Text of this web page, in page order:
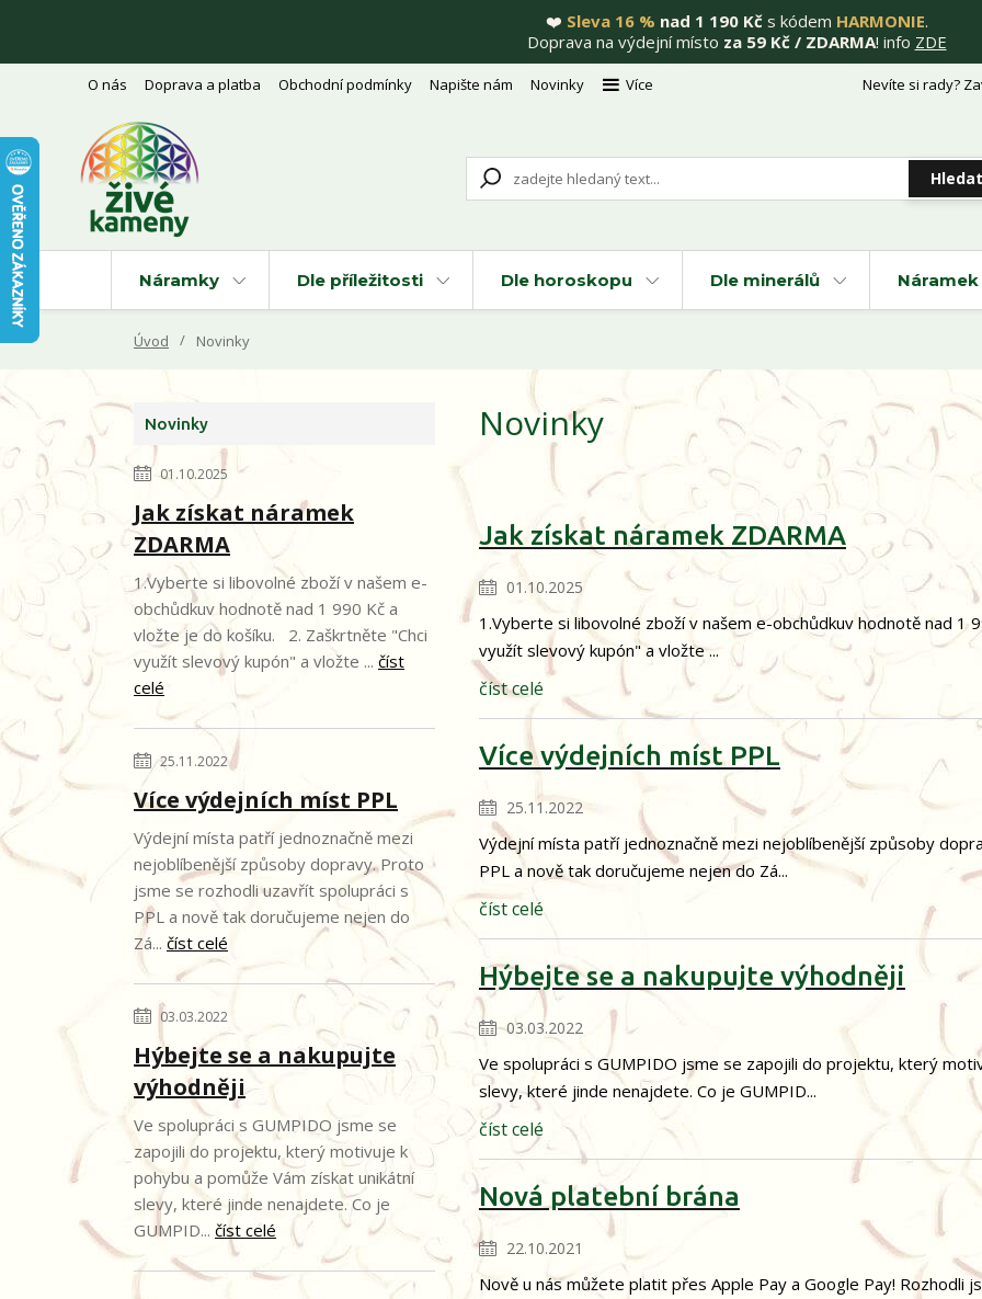
❤️ Sleva 16 % nad 1 190 Kčs kódem HARMONIE.
Doprava na výdejní místo za 59 Kč / ZDARMA! info ZDE
O nás Doprava a platba Obchodní podmínky Napište nám Novinky Více
Hledat
Nevíte si rady?
Náramky Dle příležitosti Dle horoskopu Dle minerálů
Úvod Novinky
Novinky
01.10.2025
Jak získat náramek
ZDARMA
1.Vyberte si libovolné zboží v našem e-
obchůdkuv hodnotě nad 1 990 Kč a
vložte je do košíku. 2. Zaškrtněte "Chci
využít slevový kupón" a vložte ... číst
celé
25.11.2022
Více výdejních míst PPL
Výdejní místa patří jednoznačně mezi
nejoblíbenější způsoby dopravy. Proto
jsme se rozhodli uzavřít spolupráci s
PPL a nově tak doručujeme nejen do
Zá... číst celé
03.03.2022
Hýbejte se a nakupujte
výhodněji
Ve spolupráci s GUMPIDO jsme se
zapojili do projektu, který motivuje k
pohybu a pomůže Vám získat unikátní
slevy, které jinde nenajdete. Co je
GUMPID... číst celé
Novinky
Jak získat náramek ZDARMA
01.10.2025
1.Vyberte si libovolné zboží v našem e-obchůdkuv hodnotě nad 1
využít slevový kupón" a vložte ...
číst celé
Více výdejních míst PPL
25.11.2022
Výdejní místa patří jednoznačně mezi nejoblíbenější způsoby
PPL a nově tak doručujeme nejen do Zá...
číst celé
Hýbejte se a nakupujte výhodněji
03.03.2022
Ve spolupráci s GUMPIDO jsme se zapojili do projektu, který
slevy, které jinde nenajdete. Co je GUMPID...
číst celé
Nová platební brána
22.10.2021
Nově u nás můžete platit přes Apple Pay a Google Pay! Rozhodli